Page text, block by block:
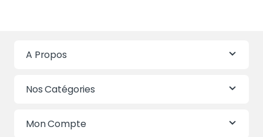
A Propos
Nos Catégories
Mon Compte